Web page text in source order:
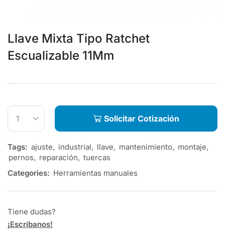
Llave Mixta Tipo Ratchet
Escualizable 11Mm
Solicitar Cotización
Tags: ajuste, industrial, llave, mantenimiento, montaje,
pernos, reparación, tuercas
Categories: Herramientas manuales
Tiene dudas?
¡Escríbanos!